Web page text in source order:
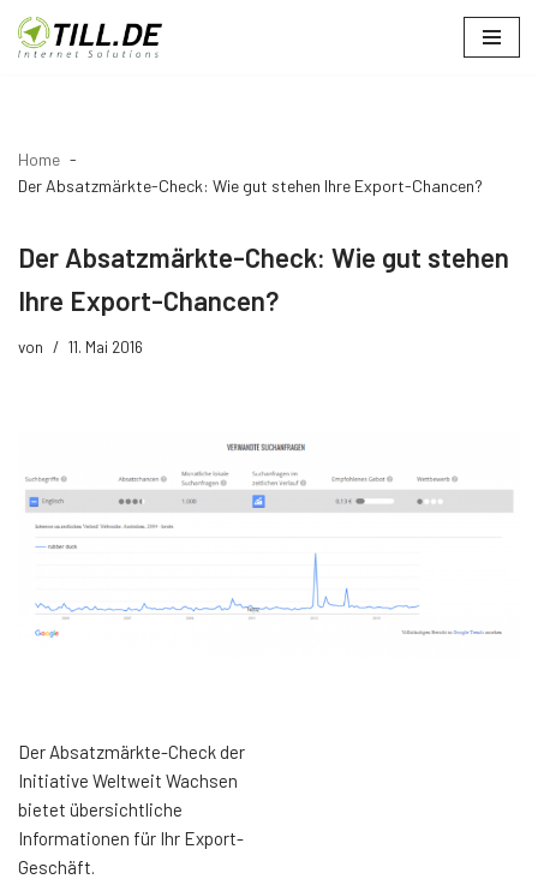
Zum
Home
Der Absatzmärkte-Check: Wie gut stehen Ihre Export-Chancen?
Der Absatzmärkte-Check: Wie gut stehen
Ihre Export-Chancen?
von 11. Mai 2016
Der Absatzmärkte-Check der
Initiative Weltweit Wachsen
bietet übersichtliche
Informationen für Ihr Export-
Geschäft.